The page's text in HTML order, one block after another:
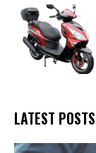
LATEST POSTS